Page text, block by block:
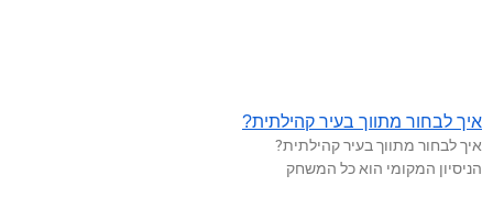
איך לבחור מתווך בעיר קהילתית?
איך לבחור מתווך בעיר קהילתית?
הניסיון המקומי הוא כל המשחק